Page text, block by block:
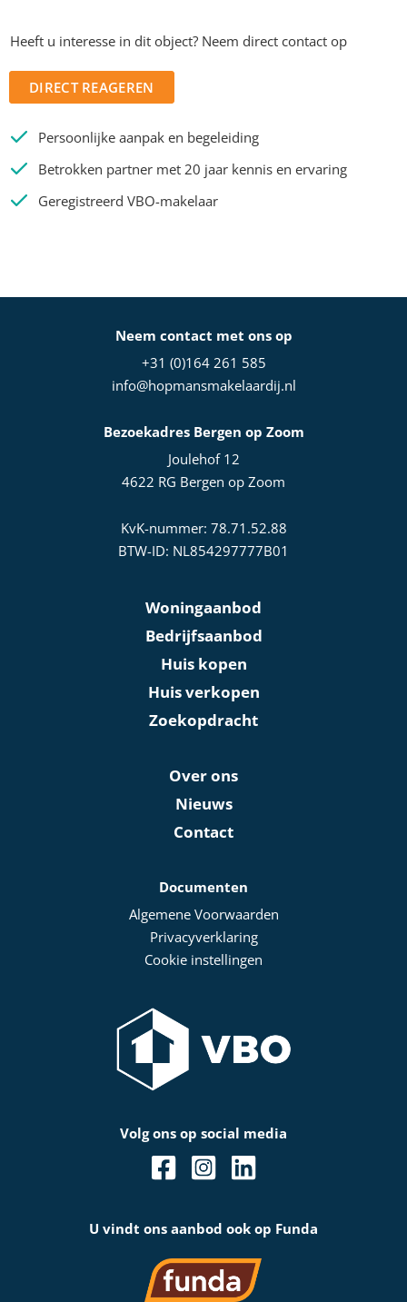
Heeft u interesse in dit object? Neem direct contact op
DIRECT REAGEREN
Persoonlijke aanpak en begeleiding
Betrokken partner met 20 jaar kennis en ervaring
Geregistreerd VBO-makelaar
Neem contact met ons op
+31 (0)164 261 585
info@hopmansmakelaardij.nl
Bezoekadres Bergen op Zoom
Joulehof 12
4622 RG Bergen op Zoom
KvK-nummer: 78.71.52.88
BTW-ID: NL854297777B01
Woningaanbod
Bedrijfsaanbod
Huis kopen
Huis verkopen
Zoekopdracht
Over ons
Nieuws
Contact
Documenten
Algemene Voorwaarden
Privacyverklaring
Cookie instellingen
Volg ons op social media
U vindt ons aanbod ook op Funda